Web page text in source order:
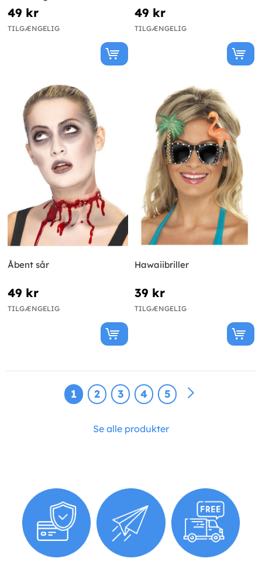
49 kr
TILGÆNGELIG
49 kr
TILGÆNGELIG
Åbent sår
49 kr
TILGÆNGELIG
Hawaiibriller
39 kr
TILGÆNGELIG
1 2 3 4 5
Se alle produkter